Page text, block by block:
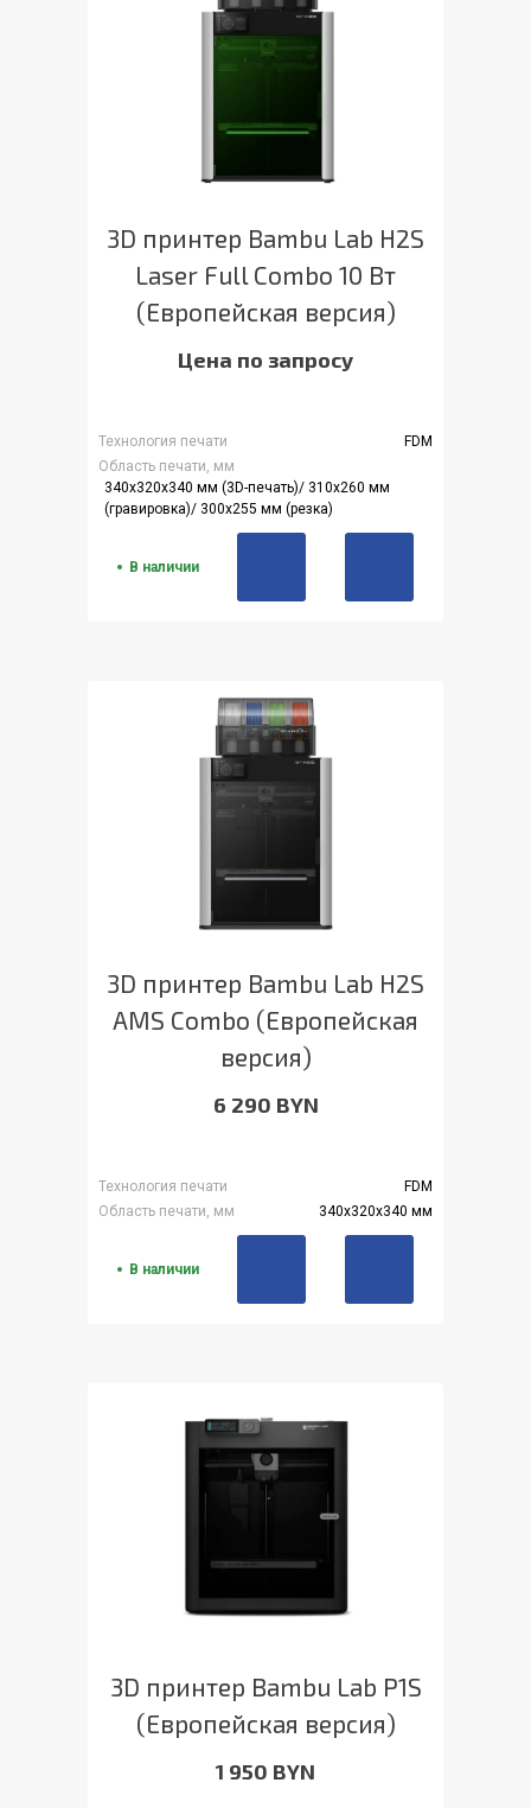
3D принтер Bambu Lab H2S
Laser Full Combo 10 Вт
(Европейская версия)
Цена по запросу
Технология печати
FDM
Область печати, мм
340x320x340 мм (3D-печать)/ 310x260 мм
(гравировка)/ 300x255 мм (резка)
В наличии
3D принтер Bambu Lab H2S
AMS Combo (Европейская
версия)
6 290 BYN
Технология печати
FDM
Область печати, мм
340x320x340 мм
В наличии
3D принтер Bambu Lab P1S
(Европейская версия)
1 950 BYN